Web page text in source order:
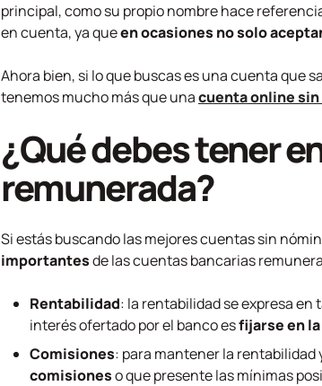
principal, como su propio nombre hace
en cuenta, ya queen ocasiones no solo
Ahora bien, si lo que buscas es una cuenta que
tenemos mucho más que unacuenta online
¿Qué debes tener
remunerada?
Si estás buscando las mejores cuentas sin
importantesde las cuentas bancarias
Rentabilidad: la rentabilidad se expresa
interés ofertado por el banco esfijarse en
Comisiones: para mantener la
comisioneso que presente las mínimas